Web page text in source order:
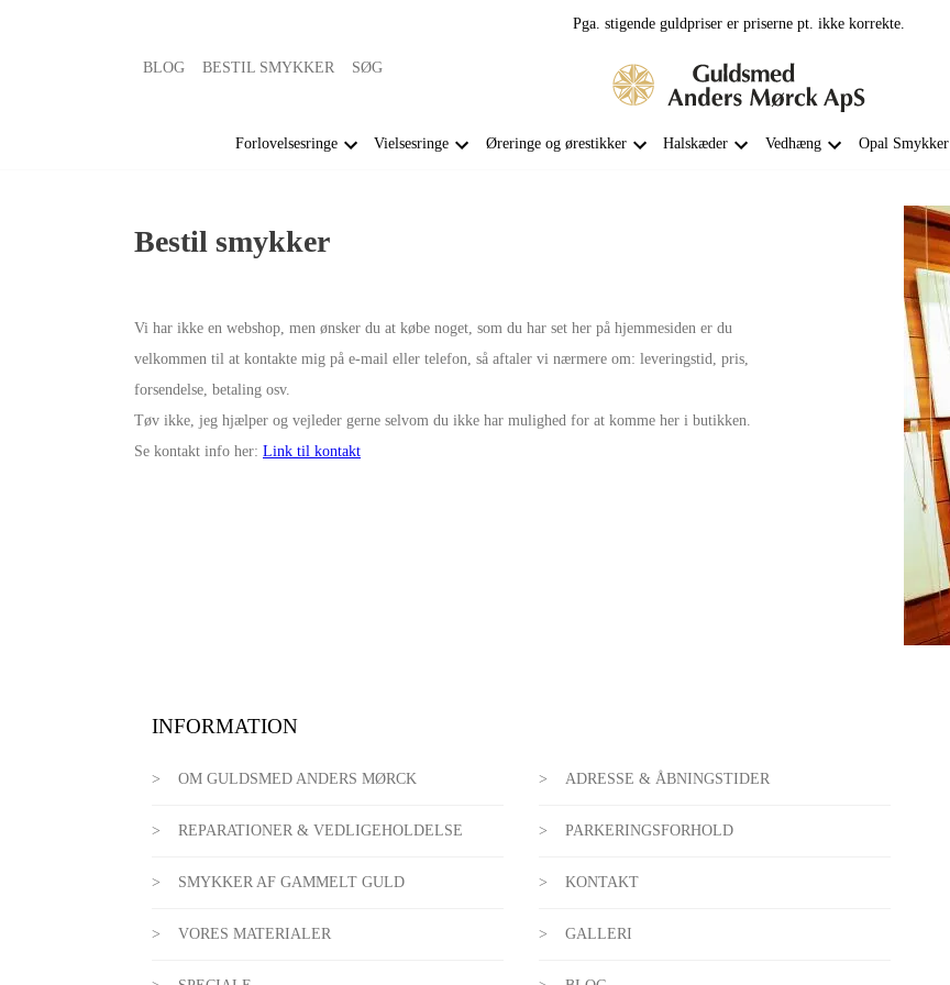
Pga. stigende guldpriser er priserne pt. ikke korrekte.
BLOG BESTIL SMYKKER SØG
Forlovelsesringe Vielsesringe Øreringe og ørestikker Halskæder Vedhæng Opal Smykker
Bestil smykker
Vi har ikke en webshop, men ønsker du at købe noget, som du har set her på hjemmesiden er du
velkommen til at kontakte mig på e-mail eller telefon, så aftaler vi nærmere om: leveringstid, pris,
forsendelse, betaling osv.
Tøv ikke, jeg hjælper og vejleder gerne selvom du ikke har mulighed for at komme her i butikken.
Se kontakt info her: Link til kontakt
INFORMATION
OM GULDSMED ANDERS MØRCK
REPARATIONER & VEDLIGEHOLDELSE
SMYKKER AF GAMMELT GULD
VORES MATERIALER
ADRESSE & ÅBNINGSTIDER
PARKERINGSFORHOLD
KONTAKT
GALLERI